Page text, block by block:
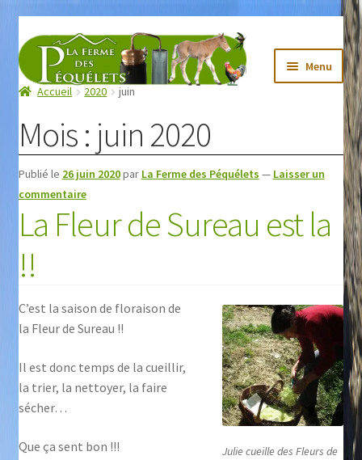
Aller
à
la
navigation
Aller
au
contenu
Menu
La Ferme des Péquélets
Notre Actu !
Les Recettes de Julie
Boutique
Mon compte
Contact
Accueil 2020 juin
Mois : juin 2020
Publié le 26 juin 2020par La Ferme des Péquélets — Laisser un
commentaire
La Fleur de Sureau est la
!!
Julie cueille des Fleurs de
C’est la saison de floraison de
la Fleur de Sureau !!
Il est donc temps de la cueillir,
la trier, la nettoyer, la faire
sécher…
Que ça sent bon !!!